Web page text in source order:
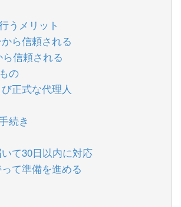
うメリット
ら信頼される
信頼される
の
正式な代理人
続き
て30日以内に対応
て準備を進める